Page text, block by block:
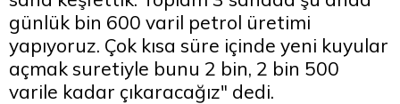
günlük bin 600 varil petrol üretimi
yapıyoruz. Çok kısa süre içinde yeni kuyular
açmak suretiyle bunu 2 bin, 2 bin 500
varile kadar çıkaracağız" dedi.